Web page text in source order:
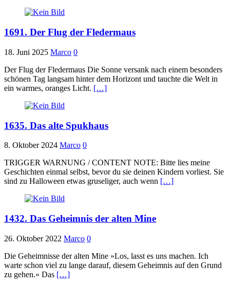
1691. Der Flug der Fledermaus
18. Juni 2025 Marco 0
Der Flug der Fledermaus Die Sonne versank nach einem besonders
schönen Tag langsam hinter dem Horizont und tauchte die Welt in
ein warmes, oranges Licht. […]
1635. Das alte Spukhaus
8. Oktober 2024 Marco 0
TRIGGER WARNUNG / CONTENT NOTE: Bitte lies meine
Geschichten einmal selbst, bevor du sie deinen Kindern vorliest. Sie
sind zu Halloween etwas gruseliger, auch wenn […]
1432. Das Geheimnis der alten Mine
26. Oktober 2022 Marco 0
Die Geheimnisse der alten Mine »Los, lasst es uns machen. Ich
warte schon viel zu lange darauf, diesem Geheimnis auf den Grund
zu gehen.« Das […]